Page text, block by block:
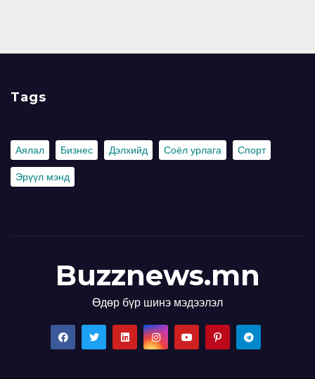
Tags
Аялал Бизнес Дэлхийд Соёл урлага Спорт
Эрүүл мэнд
Buzznews.mn
Өдөр бүр шинэ мэдээлэл